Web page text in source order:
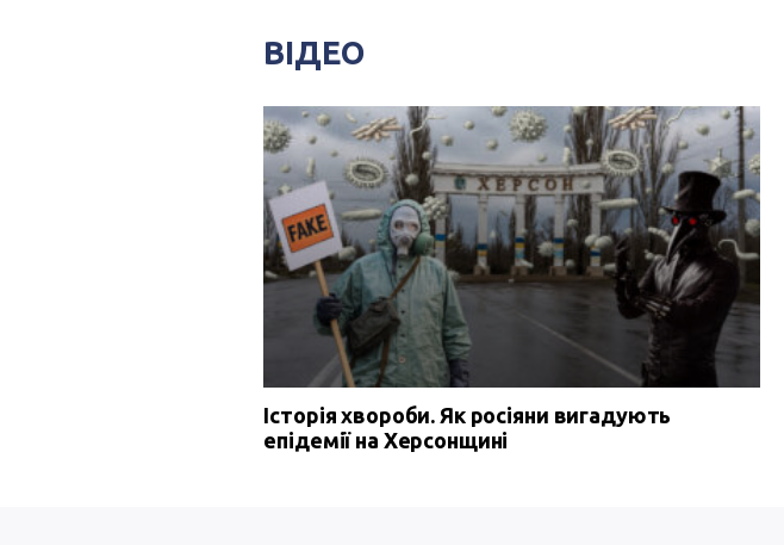
ВІДЕО
Історія хвороби. Як росіяни вигадують
епідемії на Херсонщині